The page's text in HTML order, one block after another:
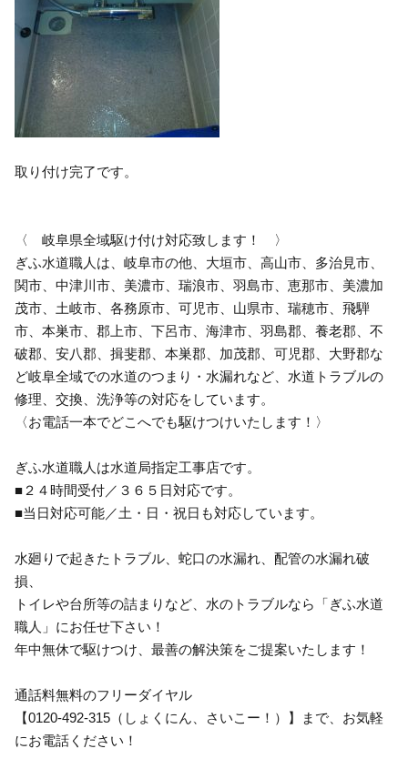
取り付け完了です。
〈 岐阜県全域駆け付け対応致します！ 〉
ぎふ水道職人は、岐阜市の他、大垣市、高山市、多治見市、
関市、中津川市、美濃市、瑞浪市、羽島市、恵那市、美濃加
茂市、土岐市、各務原市、可児市、山県市、瑞穂市、飛騨
市、本巣市、郡上市、下呂市、海津市、羽島郡、養老郡、不
破郡、安八郡、揖斐郡、本巣郡、加茂郡、可児郡、大野郡な
ど岐阜全域での水道のつまり・水漏れなど、水道トラブルの
修理、交換、洗浄等の対応をしています。
〈お電話一本でどこへでも駆けつけいたします！〉
ぎふ水道職人は水道局指定工事店です。
■２４時間受付／３６５日対応です。
■当日対応可能／土・日・祝日も対応しています。
水廻りで起きたトラブル、蛇口の水漏れ、配管の水漏れ破
損、
トイレや台所等の詰まりなど、水のトラブルなら「ぎふ水道
職人」にお任せ下さい！
年中無休で駆けつけ、最善の解決策をご提案いたします！
通話料無料のフリーダイヤル
【0120-492-315（しょくにん、さいこー！）】まで、お気軽
にお電話ください！